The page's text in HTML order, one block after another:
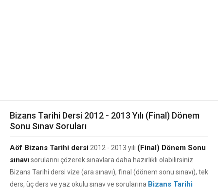
Bizans Tarihi Dersi 2012 - 2013 Yılı (Final) Dönem
Sonu Sınav Soruları
Aöf Bizans Tarihi dersi 2012 - 2013 yılı (Final) Dönem Sonu
sınavısorularını çözerek sınavlara daha hazırlıklı olabilirsiniz.
Bizans Tarihi dersi vize (ara sınavı), final (dönem sonu sınavı), tek
ders, üç ders ve yaz okulu sınav ve sorularına Bizans Tarihi